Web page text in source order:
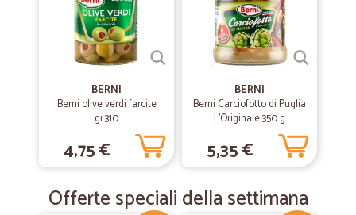
—Giorgio R.
Ottimo servizio
qualsiasi problema
15/12/2018
Manrico R.
veramente importante
veramente importante
BERNI
Berni olive verdi farcite
gr.310
4,75 €
BERNI
Berni Carciofotto di Puglia
L'Originale 350 g
5,35 €
Offerte speciali della settimana